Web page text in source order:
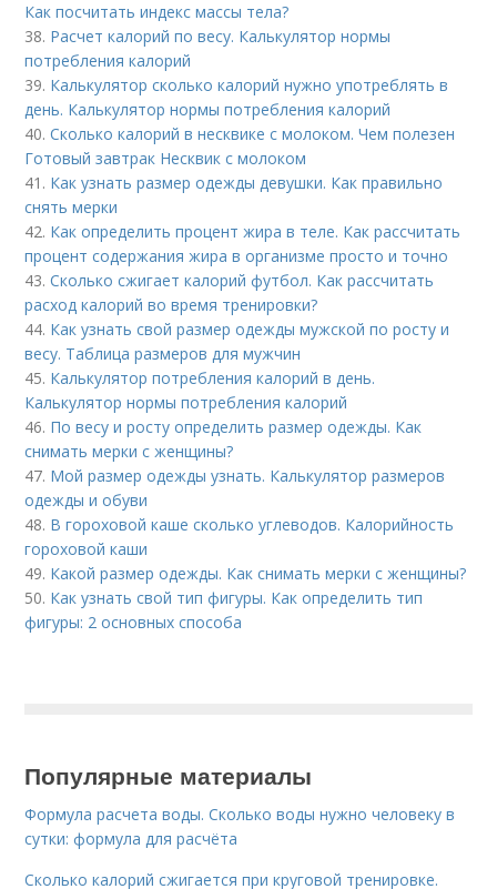
Как посчитать индекс массы тела?
38. Расчет калорий по весу. Калькулятор нормы
потребления калорий
39. Калькулятор сколько калорий нужно употреблять в
день. Калькулятор нормы потребления калорий
40.Сколько калорий в несквике с молоком. Чем полезен
Готовый завтрак Несквик с молоком
41. Как узнать размер одежды девушки. Как правильно
снять мерки
42. Как определить процент жира в теле. Как рассчитать
процент содержания жира в организме просто и точно
43.Сколько сжигает калорий футбол. Как рассчитать
расход калорий во время тренировки?
44. Как узнать свой размер одежды мужской по росту и
весу. Таблица размеров для мужчин
45. Калькулятор потребления калорий в день.
Калькулятор нормы потребления калорий
46. По весу и росту определить размер одежды. Как
снимать мерки с женщины?
47. Мой размер одежды узнать. Калькулятор размеров
одежды и обуви
48. В гороховой каше сколько углеводов. Калорийность
гороховой каши
49. Какой размер одежды. Как снимать мерки с женщины?
50. Как узнать свой тип фигуры. Как определить тип
фигуры: 2 основных способа
Популярные материалы
Формула расчета воды. Сколько воды нужно человеку в
сутки: формула для расчёта
Сколько калорий сжигается при круговой тренировке.